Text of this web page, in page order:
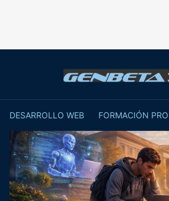
DESARROLLO WEB FORMACIÓN